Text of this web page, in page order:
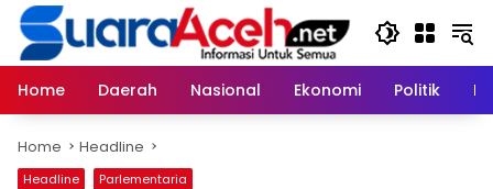
Skip
content
Home
Daerah Nasional Ekonomi Politik
Home Headline
Headline Parlementaria